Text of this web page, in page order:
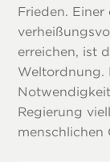
Frieden.
erreichen, ist
Weltordnung.
Regierung
menschlichen